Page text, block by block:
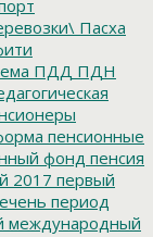
Пасха
ПДД ПДН
пенсионные
фонд пенсия
2017 первый
период
международный